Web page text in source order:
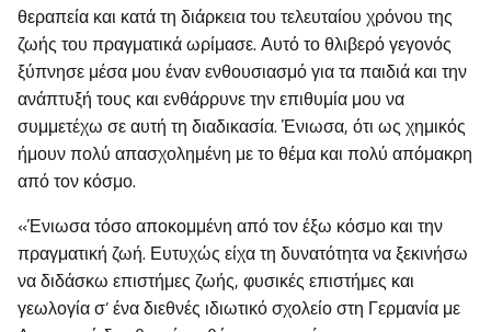
θεραπεία και κατά τη διάρκεια του τελευταίου χρόνου της
ζωής του πραγματικά ωρίμασε. Αυτό το θλιβερό γεγονός
ξύπνησε μέσα μου έναν ενθουσιασμό για τα παιδιά και την
ανάπτυξή τους και ενθάρρυνε την επιθυμία μου να
συμμετέχω σε αυτή τη διαδικασία. Ένιωσα, ότι ως χημικός
ήμουν πολύ απασχολημένη με το θέμα και πολύ απόμακρη
από τον κόσμο.
«Ένιωσα τόσο αποκομμένη από τον έξω κόσμο και την
πραγματική ζωή. Ευτυχώς είχα τη δυνατότητα να ξεκινήσω
να διδάσκω επιστήμες ζωής, φυσικές επιστήμες και
γεωλογία σ’ ένα διεθνές ιδιωτικό σχολείο στη Γερμανία με